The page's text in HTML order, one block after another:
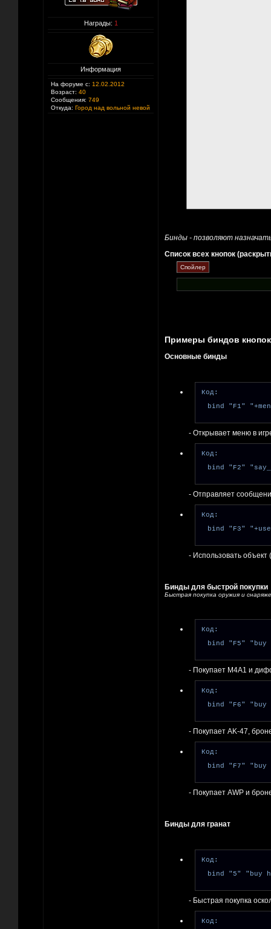
Награды: 1
Информация
На форуме с: 12.02.2012
Возраст: 40
Сообщения: 749
Откуда: Город над вольной невой
Бинды - позволяют
Список всех кнопок
Примеры биндов кнопок
Основные бинды
Код:
bind "F1"
- Открывает меню в
Код:
bind "F2"
- Отправляет
Код:
bind "F3"
- Использовать
Бинды для быстрой покупки
Быстрая покупка оружия и
Код:
bind "F5" "buy
- Покупает M4A1 и
Код:
bind "F6" "buy
- Покупает AK-47,
Код:
bind "F7" "buy
- Покупает AWP и
Бинды для гранат
Код:
bind "5" "buy
- Быстрая покупка
Код: